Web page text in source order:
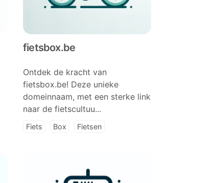
fietsbox.be
Ontdek de kracht van
fietsbox.be! Deze unieke
domeinnaam, met een sterke link
naar de fietscultuu...
Fiets Box Fietsen